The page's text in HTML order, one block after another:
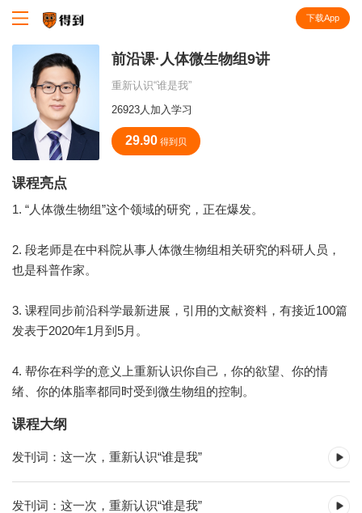
下载App
前沿课·人体微生物组9讲
重新认识“谁是我”
26923人加入学习
29.90 得到贝
课程亮点
1. “人体微生物组”这个领域的研究，正在爆发。
2. 段老师是在中科院从事人体微生物组相关研究的科研人员，
也是科普作家。
3. 课程同步前沿科学最新进展，引用的文献资料，有接近100篇
发表于2020年1月到5月。
4. 帮你在科学的意义上重新认识你自己，你的欲望、你的情
绪、你的体脂率都同时受到微生物组的控制。
课程大纲
发刊词：这一次，重新认识“谁是我”
发刊词：这一次，重新认识“谁是我”